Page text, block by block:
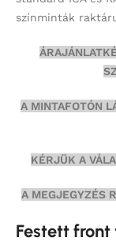
színminták
A MINTAFOTÓN
KÉRJÜK A
A MEGJEGYZÉS
Festett front